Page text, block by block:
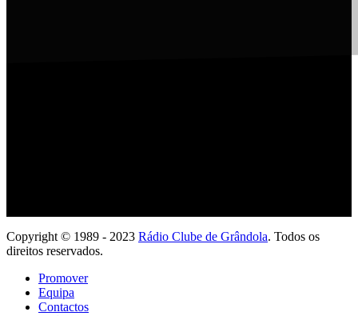
Copyright © 1989 - 2023 Rádio Clube de Grândola. Todos os
direitos reservados.
Promover
Equipa
Contactos